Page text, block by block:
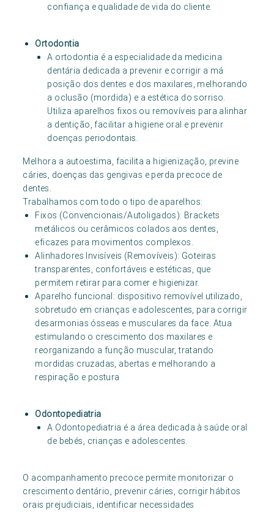
confiança e qualidade de vida do cliente.
Ortodontia
A ortodontia é a especialidade da medicina
dentária dedicada a prevenir e corrigir a má
posição dos dentes e dos maxilares, melhorando
a oclusão (mordida) e a estética do sorriso.
Utiliza aparelhos fixos ou removíveis para alinhar
a dentição, facilitar a higiene oral e prevenir
doenças periodontais.
Melhora a autoestima, facilita a higienização, previne
cáries, doenças das gengivas e perda precoce de
dentes.
Trabalhamos com todo o tipo de aparelhos:
Fixos (Convencionais/Autoligados): Brackets
metálicos ou cerâmicos colados aos dentes,
eficazes para movimentos complexos.
Alinhadores Invisíveis (Removíveis): Goteiras
transparentes, confortáveis e estéticas, que
permitem retirar para comer e higienizar.
Aparelho funcional: dispositivo removível utilizado,
sobretudo em crianças e adolescentes, para corrigir
desarmonias ósseas e musculares da face. Atua
estimulando o crescimento dos maxilares e
reorganizando a função muscular, tratando
mordidas cruzadas, abertas e melhorando a
respiração e postura
Odontopediatria
A Odontopediatria é a área dedicada à saúde oral
de bebés, crianças e adolescentes.
O acompanhamento precoce permite monitorizar o
crescimento dentário, prevenir cáries, corrigir hábitos
orais prejudiciais, identificar necessidades